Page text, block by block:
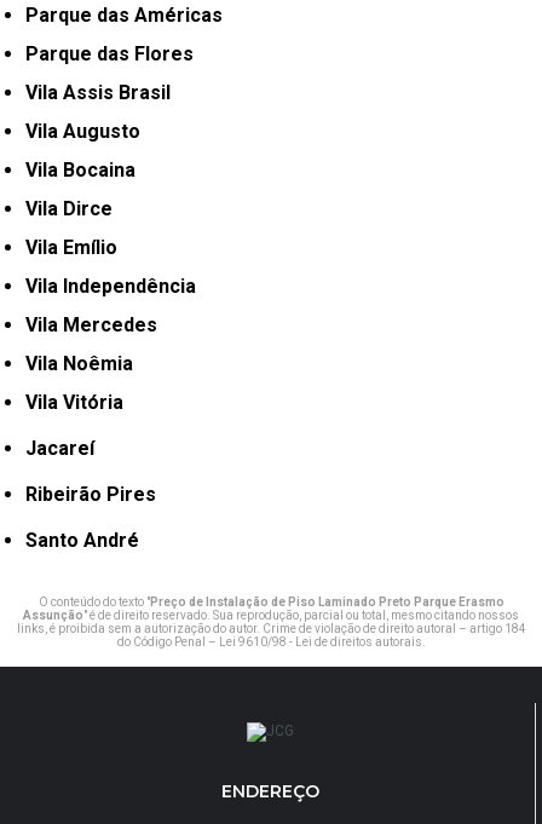
Parque das Américas
Parque das Flores
Vila Assis Brasil
Vila Augusto
Vila Bocaina
Vila Dirce
Vila Emílio
Vila Independência
Vila Mercedes
Vila Noêmia
Vila Vitória
Jacareí
Ribeirão Pires
Santo André
O conteúdo do texto "Preço de Instalação de Piso Laminado Preto Parque Erasmo
Assunção" é de direito reservado. Sua reprodução, parcial ou total, mesmo citando nossos
links, é proibida sem a autorização do autor. Crime de violação de direito autoral – artigo 184
do Código Penal –
Lei 9610/98 - Lei de direitos autorais
ENDEREÇO